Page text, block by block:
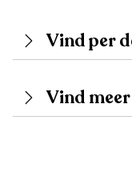
Vind per
Vind